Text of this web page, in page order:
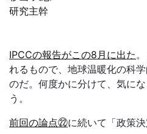
研究主幹
IPCCの報告がこの8月に出た
れるもので、地球温暖化の科
のだ。何度かに分けて、気に
う。
前回の論点㉒に続いて「政策